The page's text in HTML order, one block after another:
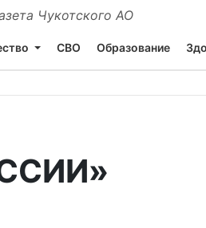
Чукотского АО
СВО Образование